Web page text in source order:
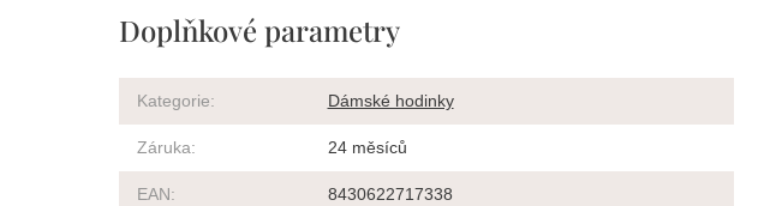
Doplňkové parametry
Kategorie: Dámské hodinky
Záruka: 24 měsíců
EAN: 8430622717338